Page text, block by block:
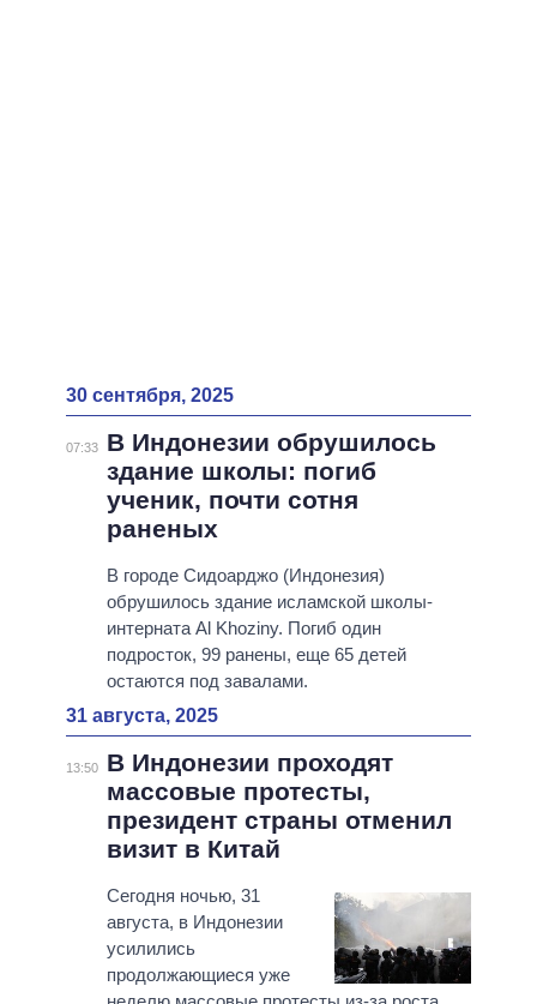
30 сентября, 2025
07:33
В Индонезии обрушилось
здание школы: погиб
ученик, почти сотня
раненых
В городе Сидоарджо (Индонезия)
обрушилось здание исламской школы-
интерната Al Khoziny. Погиб один
подросток, 99 ранены, еще 65 детей
остаются под завалами.
31 августа, 2025
13:50
В Индонезии проходят
массовые протесты,
президент страны отменил
визит в Китай
Сегодня ночью, 31
августа, в Индонезии
усилились
продолжающиеся уже